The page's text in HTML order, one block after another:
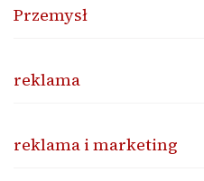
Przemysł
reklama
reklama i marketing